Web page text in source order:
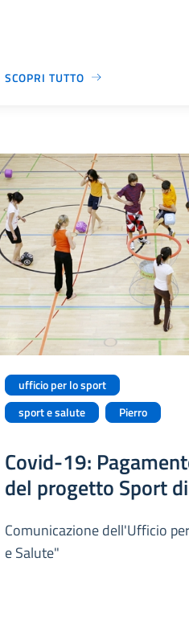
SCOPRI TUTTO
ufficio per lo sport
sport e salute
Pierro
Covid-19:
del progetto Sport
Comunicazione dell'Ufficio
e Salute"